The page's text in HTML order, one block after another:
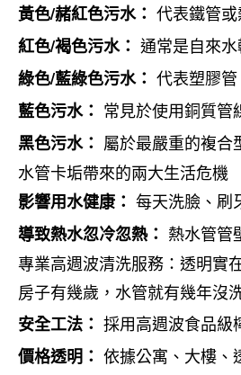
黃色/赭紅色污水： 代表鐵管
紅色/褐色污水： 通常是自來
綠色/藍綠色污水： 代表塑膠
藍色污水： 常見於使用銅質管
黑色污水： 屬於最嚴重的複合
水管卡垢帶來的兩大生活危機
影響用水健康： 每天洗臉、刷
導致熱水忽冷忽熱： 熱水管管
專業高週波清洗服務：透明實
房子有幾歲，水管就有幾年沒
安全工法： 採用高週波食品級
價格透明： 依據公寓、大樓、